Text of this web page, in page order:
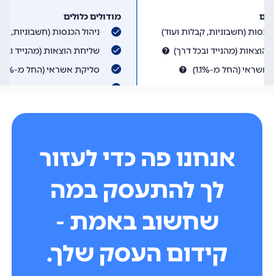
אנחנו פה כדי לעזור
לך להתעסק במה
שחשוב באמת -
קידום העסק שלך.